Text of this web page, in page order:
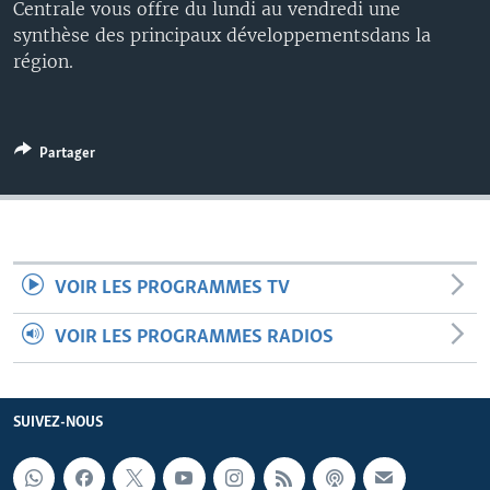
Centrale vous offre du lundi au vendredi une
synthèse des principaux développementsdans la
région.
Partager
VOIR LES PROGRAMMES TV
VOIR LES PROGRAMMES RADIOS
SUIVEZ-NOUS